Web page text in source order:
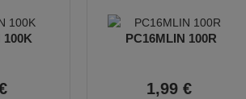
100K PC16MLIN 100R
1,99 €